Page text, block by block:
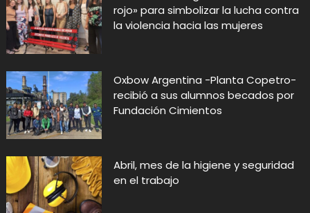
rojo» para simbolizar la lucha contra
la violencia hacia las mujeres
Oxbow Argentina -Planta Copetro-
recibió a sus alumnos becados por
Fundación Cimientos
Abril, mes de la higiene y seguridad
en el trabajo